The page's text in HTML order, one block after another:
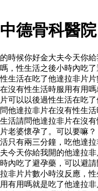
中德骨科醫
的時候你好金大夫今天你
嗎，性生活之後小時內吃
性生活在吃了他達拉非片
在沒有性生活時服用有用
片可以以後過性生活在吃
問他達拉非片在沒有性生
生活請問他達拉非片在沒
片老婆懷孕了。可以要嘛？
活只有兩三分鐘，吃他達
夫今天你給我開的他達拉
時內吃了避孕藥，可以避
拉非片片數小時沒反應，
用有用嗎就是吃了他達拉